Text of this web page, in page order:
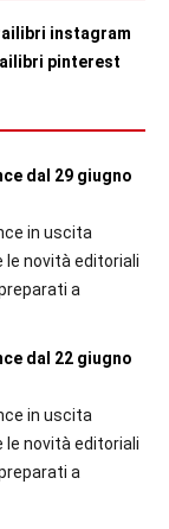
dal 29 giugno
in uscita
novità editoriali
a
dal 22 giugno
in uscita
novità editoriali
a